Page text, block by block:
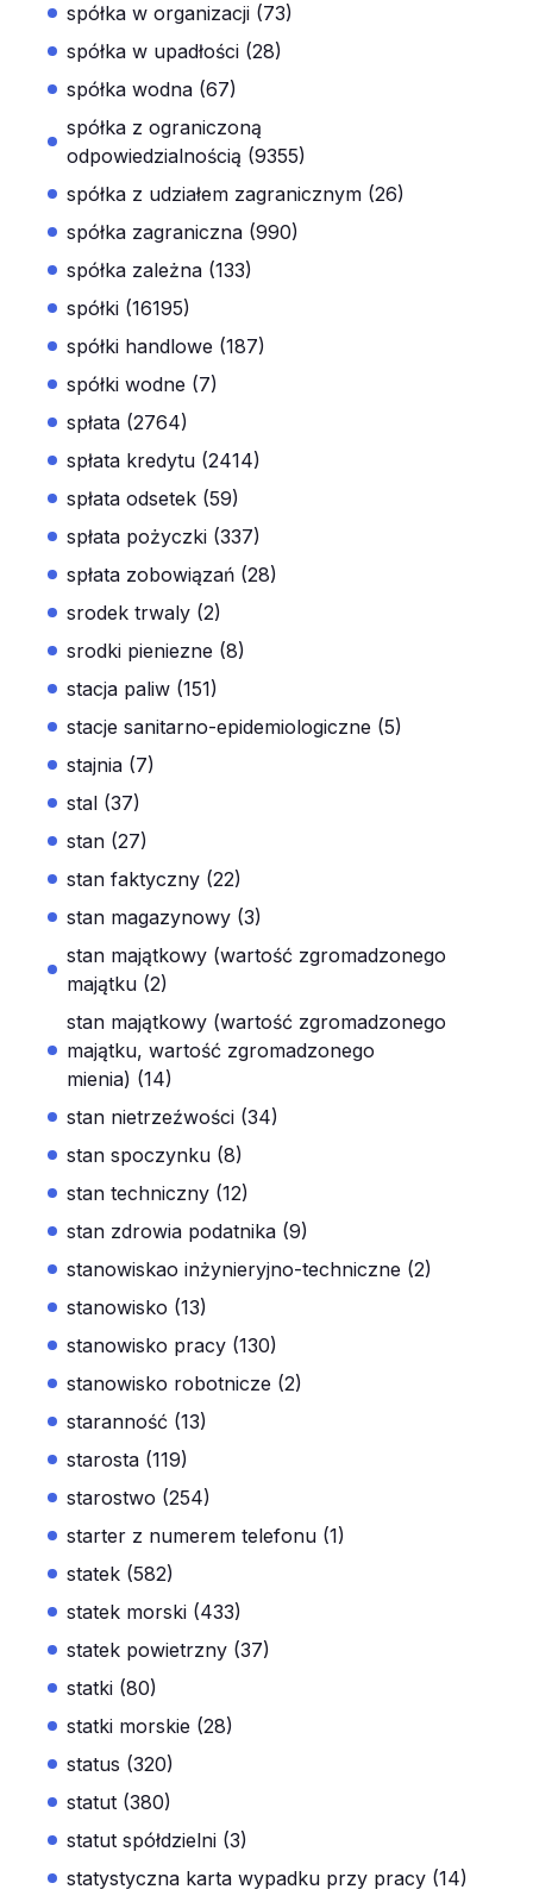
spółka w organizacji (73)
spółka w upadłości (28)
spółka wodna (67)
spółka z ograniczoną
odpowiedzialnością (9355)
spółka z udziałem zagranicznym (26)
spółka zagraniczna (990)
spółka zależna (133)
spółki (16195)
spółki handlowe (187)
spółki wodne (7)
spłata (2764)
spłata kredytu (2414)
spłata odsetek (59)
spłata pożyczki (337)
spłata zobowiązań (28)
srodek trwaly (2)
srodki pieniezne (8)
stacja paliw (151)
stacje sanitarno-epidemiologiczne (5)
stajnia (7)
stal (37)
stan (27)
stan faktyczny (22)
stan magazynowy (3)
stan majątkowy (wartość zgromadzonego
majątku (2)
stan majątkowy (wartość zgromadzonego
majątku, wartość zgromadzonego
mienia) (14)
stan nietrzeźwości (34)
stan spoczynku (8)
stan techniczny (12)
stan zdrowia podatnika (9)
stanowiskao inżynieryjno-techniczne (2)
stanowisko (13)
stanowisko pracy (130)
stanowisko robotnicze (2)
staranność (13)
starosta (119)
starostwo (254)
starter z numerem telefonu (1)
statek (582)
statek morski (433)
statek powietrzny (37)
statki (80)
statki morskie (28)
status (320)
statut (380)
statut spółdzielni (3)
statystyczna karta wypadku przy pracy (14)